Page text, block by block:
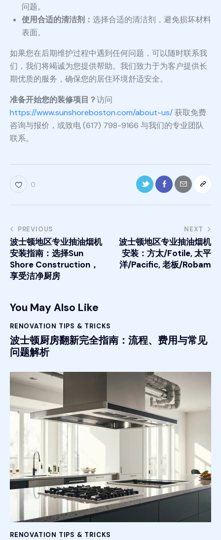
问题。
使用合适的清洁剂： 选择合适的清洁剂，避免损坏材料
表面。
如果您在后期维护过程中遇到任何问题，可以随时联系我
们，我们将竭诚为您提供帮助。我们致力于为客户提供长
期优质的服务，确保您的居住环境舒适安全。
准备开始您的装修项目？访问
https://www.sunshoreboston.com/about-us/获取免费
咨询与报价，或致电 (617) 798-9166 与我们的专业团队
联系。
0
PREVIOUS
波士顿地区专业抽油烟机
安装指南：选择Sun
Shore Construction，
享受洁净厨房
NEXT
波士顿地区专业抽油烟机
安装：方太/Fotile, 太平
洋/Pacific, 老板/Robam
You May Also Like
RENOVATION TIPS & TRICKS
波士顿厨房翻新完全指南：流程、费用与常见
问题解析
RENOVATION TIPS & TRICKS